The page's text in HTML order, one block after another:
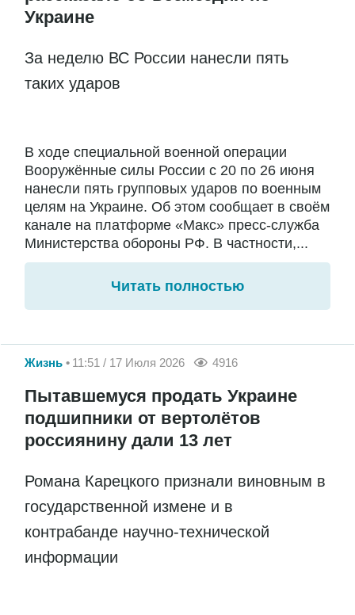
Украине
За неделю ВС России нанесли пять
таких ударов
В ходе специальной военной операции
Вооружённые силы России с 20 по 26 июня
нанесли пять групповых ударов по военным
целям на Украине. Об этом сообщает в своём
канале на платформе «Макс» пресс-служба
Министерства обороны РФ. В частности,...
Читать полностью
Жизнь 11:51 / 17 Июля 2026 4916
Пытавшемуся продать Украине
подшипники от вертолётов
россиянину дали 13 лет
Романа Карецкого признали виновным в
государственной измене и в
контрабанде научно-технической
информации